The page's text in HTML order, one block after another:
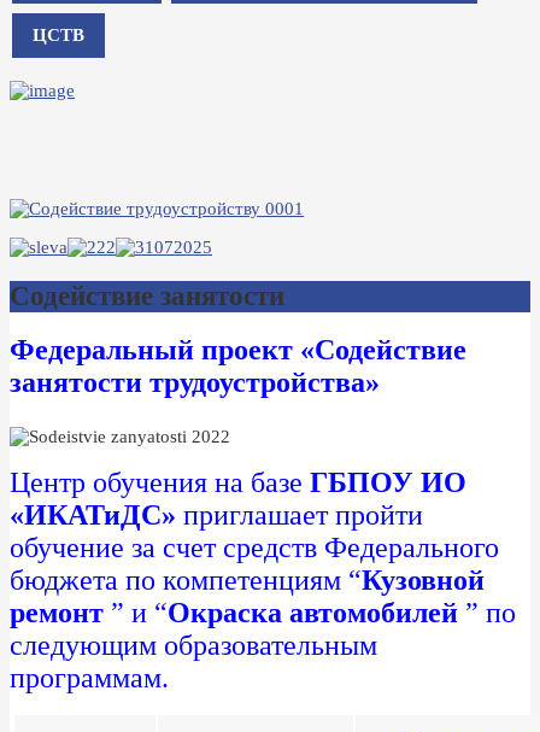
ЦСТВ
Содействие занятости
Федеральный проект «Содействие
занятости трудоустройства»
Центр обучения на базе ГБПОУ ИО
«ИКАТиДС» приглашает пройти
обучение за счет средств Федерального
бюджета по компетенциям “Кузовной
ремонт ” и “Окраска автомобилей ” по
следующим образовательным
программам.